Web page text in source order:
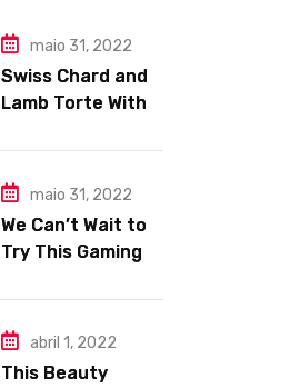
maio 31, 2022
Swiss Chard and
Lamb Torte With
Pomegranate
Relish
maio 31, 2022
We Can’t Wait to
Try This Gaming
Trends.
abril 1, 2022
This Beauty